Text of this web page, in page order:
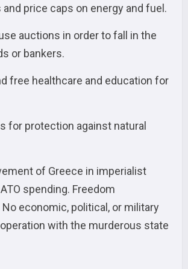
price caps on energy and fuel.
auctions in order to fall in the
or bankers.
healthcare and education for
protection against natural
of Greece in imperialist
spending. Freedom
economic, political, or military
with the murderous state